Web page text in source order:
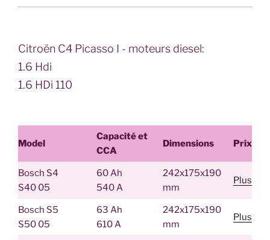
Citroën C4 Picasso I - moteurs diesel:
1.6 Hdi
1.6 HDi 110
Model
Capacité et
CCA
Dimensions Prix
Bosch S4
S40 05
60 Ah
540 A
242x175x190
mm
Plus
Bosch S5
S50 05
63 Ah
610 A
242x175x190
mm
Plus